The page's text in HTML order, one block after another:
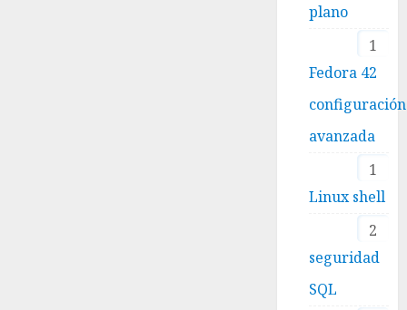
plano
1
Fedora 42
configuración
avanzada
1
Linux shell
2
seguridad
SQL